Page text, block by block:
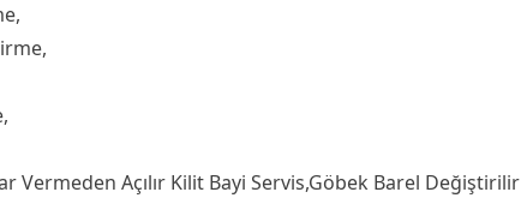
Vermeden Açılır Kilit Bayi Servis,Göbek Barel Değiştirilir